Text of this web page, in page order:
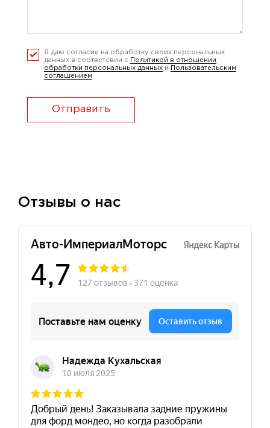
Я даю согласие на обработку своих персональных
данных в соответсвии с
Политикой в отношении
обработки персональных данных и
Пользовательским
соглашением
Отправить
Отзывы о нас